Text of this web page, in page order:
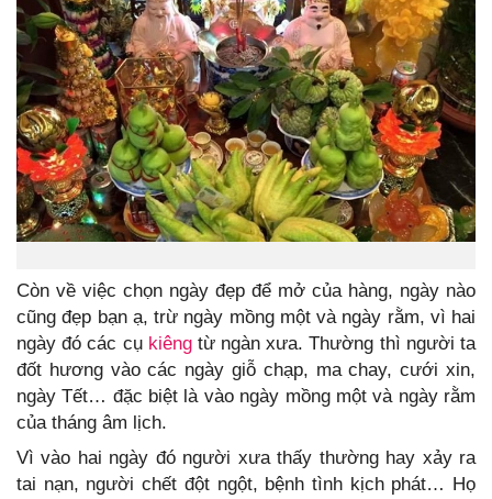
Còn về việc chọn ngày đẹp để mở của hàng, ngày nào
cũng đẹp bạn ạ, trừ ngày mồng một và ngày rằm, vì hai
ngày đó các cụ kiêngtừ ngàn xưa. Thường thì người ta
đốt hương vào các ngày giỗ chạp, ma chay, cưới xin,
ngày Tết… đặc biệt là vào ngày mồng một và ngày rằm
của tháng âm lịch.
Vì vào hai ngày đó người xưa thấy thường hay xảy ra
tai nạn, người chết đột ngột, bệnh tình kịch phát… Họ